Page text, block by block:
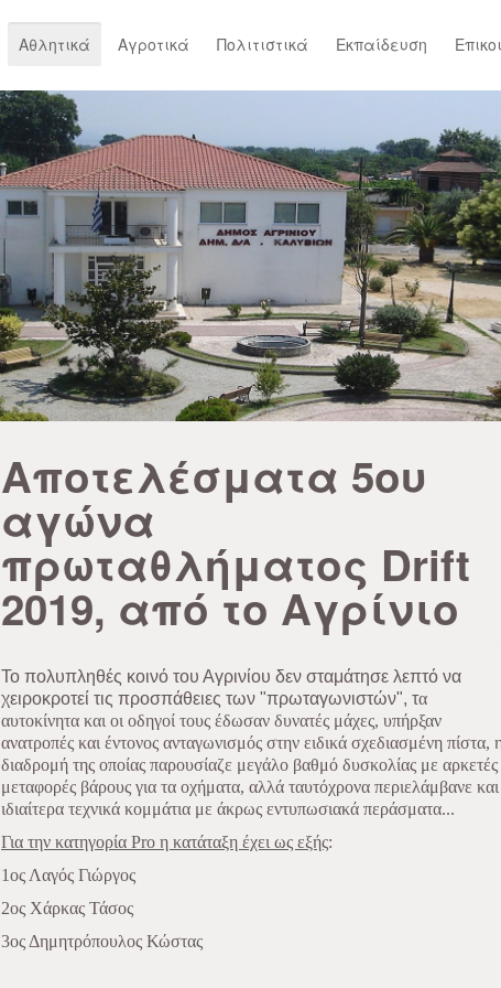
Αθλητικά Αγροτικά Πολιτιστικά Εκπαίδευση
Αποτελέσματα 5ου
αγώνα
πρωταθλήματος Drift
2019, από το Αγρίνιο
Το πολυπληθές κοινό του Αγρινίου δεν σταμάτησε λεπτό να
χειροκροτεί τις προσπάθειες των "πρωταγωνιστών", τα
αυτοκίνητα και οι οδηγοί τους έδωσαν δυνατές μάχες, υπήρξαν
ανατροπές και έντονος ανταγωνισμός στην ειδικά σχεδιασμένη πίστα,
διαδρομή της οποίας παρουσίαζε μεγάλο βαθμό δυσκολίας με αρκετές
μεταφορές βάρους για τα οχήματα, αλλά ταυτόχρονα περιελάμβανε και
ιδιαίτερα τεχνικά κομμάτια με άκρως εντυπωσιακά περάσματα...
Για την κατηγορία Pro η κατάταξη έχει ως εξής:
1ος Λαγός Γιώργος
2ος Χάρκας Τάσος
3ος Δημητρόπουλος Κώστας